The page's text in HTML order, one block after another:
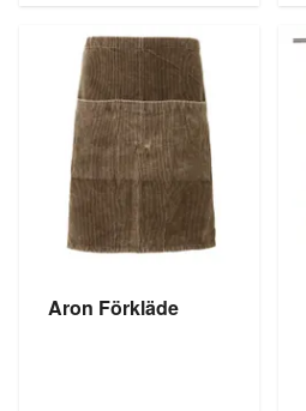
Aron Förkläde